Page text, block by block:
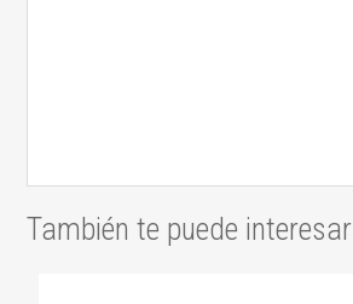
También te puede interesar